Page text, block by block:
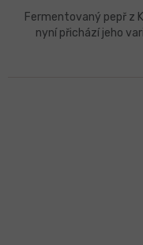
Fermentovaný pepř z
nyní přichází jeho